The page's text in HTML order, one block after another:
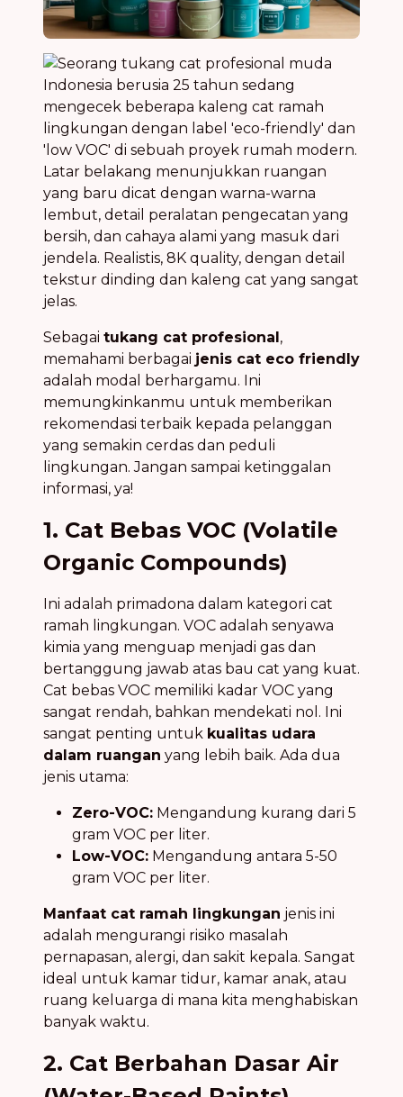
Sebagai tukang cat profesional,
memahami berbagai jenis cat eco friendly
adalah modal berhargamu. Ini
memungkinkanmu untuk memberikan
rekomendasi terbaik kepada pelanggan
yang semakin cerdas dan peduli
lingkungan. Jangan sampai ketinggalan
informasi, ya!
1. Cat Bebas VOC (Volatile
Organic Compounds)
Ini adalah primadona dalam kategori cat
ramah lingkungan. VOC adalah senyawa
kimia yang menguap menjadi gas dan
bertanggung jawab atas bau cat yang kuat.
Cat bebas VOC memiliki kadar VOC yang
sangat rendah, bahkan mendekati nol. Ini
sangat penting untuk kualitas udara
dalam ruangan yang lebih baik. Ada dua
jenis utama:
Zero-VOC: Mengandung kurang dari 5
gram VOC per liter.
Low-VOC: Mengandung antara 5-50
gram VOC per liter.
Manfaat cat ramah lingkungan jenis ini
adalah mengurangi risiko masalah
pernapasan, alergi, dan sakit kepala. Sangat
ideal untuk kamar tidur, kamar anak, atau
ruang keluarga di mana kita menghabiskan
banyak waktu.
2. Cat Berbahan Dasar Air